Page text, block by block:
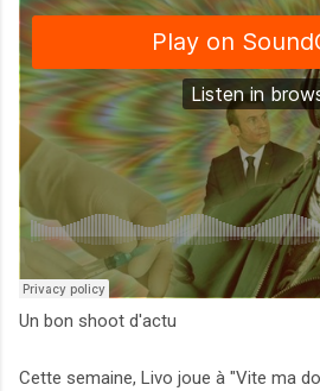
Un bon shoot d'actu
Cette semaine, Livo joue à "Vite ma